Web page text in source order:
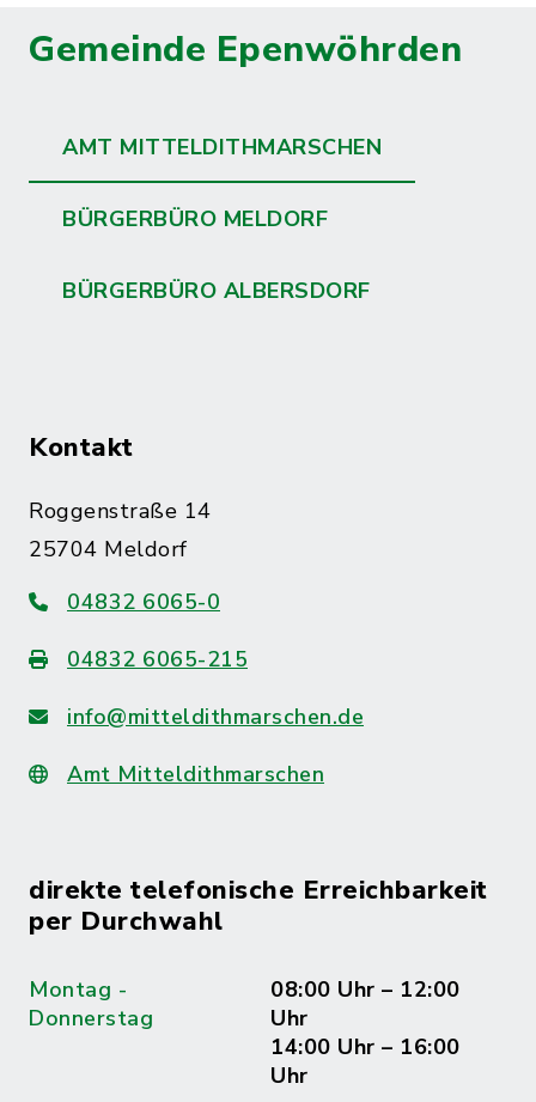
Gemeinde Epenwöhrden
AMT MITTELDITHMARSCHEN
BÜRGERBÜRO MELDORF
BÜRGERBÜRO ALBERSDORF
Kontakt
Roggenstraße 14
25704 Meldorf
04832 6065-0
04832 6065-215
info@mitteldithmarschen.de
Amt Mitteldithmarschen
direkte telefonische Erreichbarkeit
per Durchwahl
Montag -
Donnerstag
08:00 Uhr – 12:00
Uhr
14:00 Uhr – 16:00
Uhr